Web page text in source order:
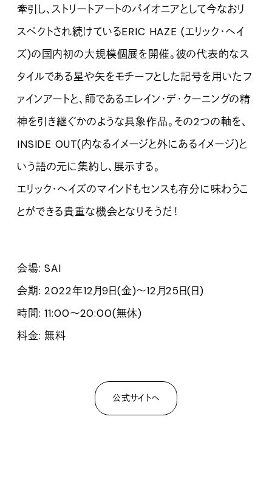
牽引し、ストリートアートのパイオニアとして今なおリ
スペクトされ続けているERIC HAZE (エリック・ヘイ
ズ)の国内初の大規模個展を開催。彼の代表的なス
タイルである星や矢をモチーフとした記号を用いたフ
ァインアートと、師であるエレイン・デ・クーニングの精
神を引き継ぐかのような具象作品。その2つの軸を、
INSIDE OUT(内なるイメージと外にあるイメージ)と
いう語の元に集約し、展示する。
エリック・ヘイズのマインドもセンスも存分に味わうこ
とができる貴重な機会となりそうだ！
会場: SAI
会期: 2022年12月9日(金)〜12月25日(日)
時間: 11:00〜20:00(無休)
料金: 無料
公式サイトへ